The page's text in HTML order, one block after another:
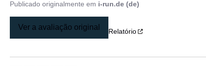
Publicado originalmente em i-run.de (de)
Ver a avaliação original Relatório